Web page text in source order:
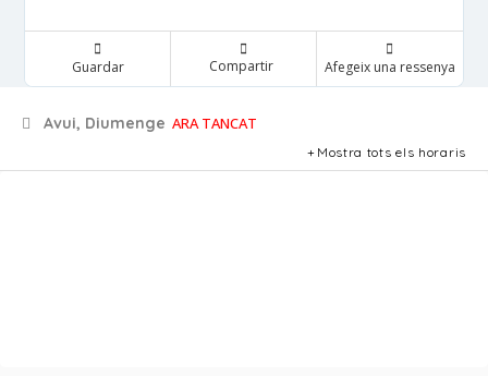
Guardar Compartir Afegeix una ressenya
Avui, Diumenge ARA TANCAT
Mostra tots els horaris